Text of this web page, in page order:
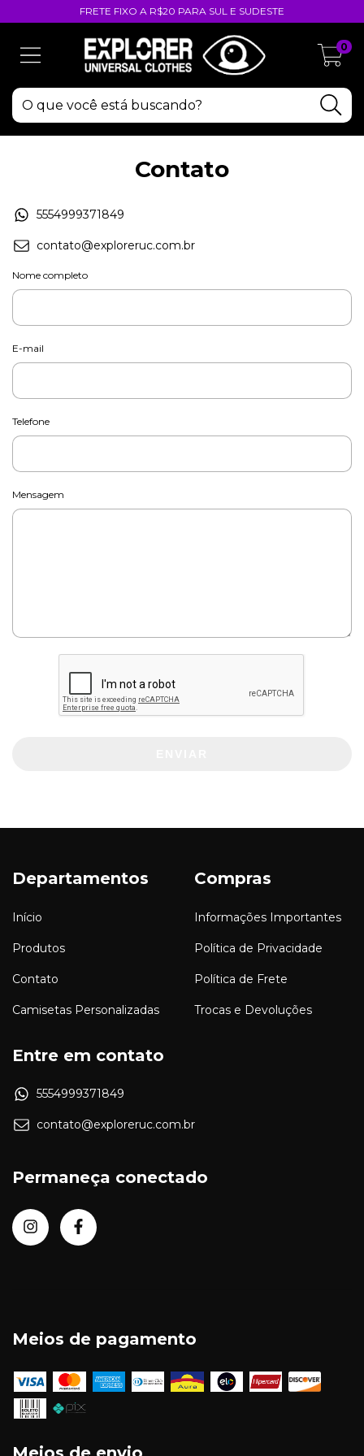
FRETE FIXO A R$20 PARA SUL E SUDESTE
0
Contato
5554999371849
contato@exploreruc.com.br
Nome completo
E-mail
Telefone
Mensagem
Departamentos
Início
Produtos
Contato
Camisetas Personalizadas
Compras
Informações Importantes
Política de Privacidade
Política de Frete
Trocas e Devoluções
Entre em contato
5554999371849
contato@exploreruc.com.br
Permaneça conectado
Meios de pagamento